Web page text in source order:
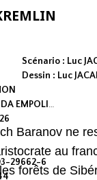
Scénario : Luc
Dessin : Luc
EMPOLI
29662-6
Baranov ne
au
forêts de